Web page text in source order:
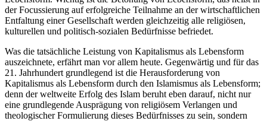
der Focussierung auf erfolgreiche Teilnahme an der wirtschaftlichen
Entfaltung einer Gesellschaft werden gleichzeitig alle religiösen,
kulturellen und politisch-sozialen Bedürfnisse befriedet.
Was die tatsächliche Leistung von Kapitalismus als Lebensform
auszeichnete, erfährt man vor allem heute. Gegenwärtig und für das
21. Jahrhundert grundlegend ist die Herausforderung von
Kapitalismus als Lebensform durch den Islamismus als Lebensform;
denn der weltweite Erfolg des Islam beruht eben darauf, nicht nur
eine grundlegende Ausprägung von religiösem Verlangen und
theologischer Formulierung dieses Bedürfnisses zu sein, sondern